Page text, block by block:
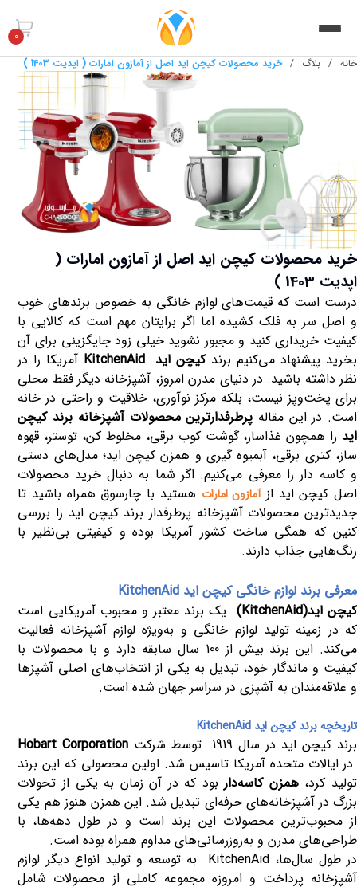
0
خانه / بلاگ / خرید محصولات کیچن اید اصل از آمازون امارات ( اپدیت 1403 )
خرید محصولات کیچن اید اصل از آمازون امارات (
اپدیت 1403 )
درست است که قیمت‌های لوازم خانگی به خصوص برندهای خوب
و اصل سر به فلک کشیده اما اگر برایتان مهم است که کالایی با
کیفیت خریداری کنید و مجبور نشوید خیلی زود جایگزینی برای آن
بخرید پیشنهاد می‌کنیم برندکیچن اید KitchenAid آمریکا را در
نظر داشته باشید. در دنیای مدرن امروز، آشپزخانه دیگر فقط محلی
برای پخت‌وپز نیست، بلکه مرکز نوآوری، خلاقیت و راحتی در خانه
است. در این مقاله پرطرفدارترین محصولات آشپزخانه برند کیچن
اید را همچون غذاساز، گوشت کوب برقی، مخلوط کن، توستر، قهوه
ساز، کتری برقی، آبمیوه گیری و همزن کیچن اید؛ مدل‌های دستی
و کاسه دار را معرفی می‌کنیم. اگر شما به دنبال خرید محصولات
اصل کیچن اید ازآمازون امارات هستید با چارسوق همراه باشید تا
جدیدترین محصولات آشپزخانه پرطرفدار برند کیچن اید را بررسی
کنین که همگی ساخت کشور آمریکا بوده و کیفیتی بی‌نظیر با
رنگ‌هایی جذاب دارند.
معرفی برند لوازم خانگی کیچن اید KitchenAid
کیچن اید(KitchenAid) یک برند معتبر و محبوب آمریکایی است
که در زمینه تولید لوازم خانگی و به‌ویژه لوازم آشپزخانه فعالیت
می‌کند. این برند بیش از 100 سال سابقه دارد و با محصولات با
کیفیت و ماندگار خود، تبدیل به یکی از انتخاب‌های اصلی آشپزها
و علاقه‌مندان به آشپزی در سراسر جهان شده است.
تاریخچه برند کیچن اید KitchenAid
برند کیچن اید در سال 1919 توسط شرکت Hobart Corporation
در ایالات متحده آمریکا تاسیس شد. اولین محصولی که این برند
تولید کرد،همزن کاسه‌دار بود که در آن زمان به یکی از تحولات
بزرگ در آشپزخانه‌های حرفه‌ای تبدیل شد. این همزن هنوز هم یکی
از محبوب‌ترین محصولات این برند است و در طول دهه‌ها، با
طراحی‌های مدرن و به‌روزرسانی‌های مداوم همراه بوده است.
در طول سال‌ها،KitchenAid
به توسعه و تولید انواع دیگر لوازم
آشپزخانه پرداخت و امروزه مجموعه کاملی از محصولات شامل